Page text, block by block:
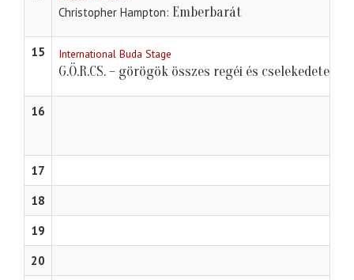
Christopher Hampton Emberbarát
15 International Buda Stage
G.Ö.R.CS. – görögök összes regéi és cselekedetei
16
17
18
19
20